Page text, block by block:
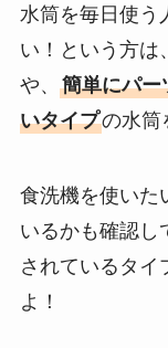
水筒を毎日使う
い！という方は、
や、 簡単にパー
いタイプの水筒
食洗機を使いた
いるかも確認し
されているタイ
よ！